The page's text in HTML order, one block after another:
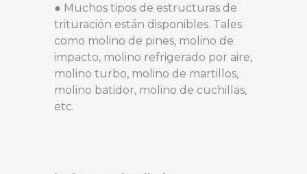
● Muchos tipos de estructuras de
trituración están disponibles. Tales
como molino de pines, molino de
impacto, molino refrigerado por aire,
molino turbo, molino de martillos,
molino batidor, molino de cuchillas,
etc.